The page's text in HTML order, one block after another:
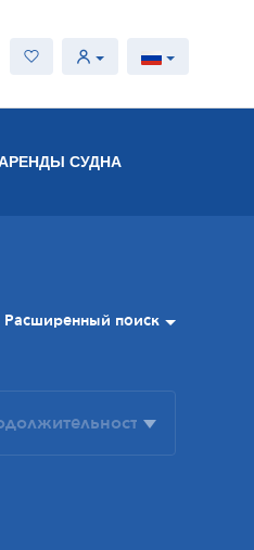
СУДНА
Расширенный поиск